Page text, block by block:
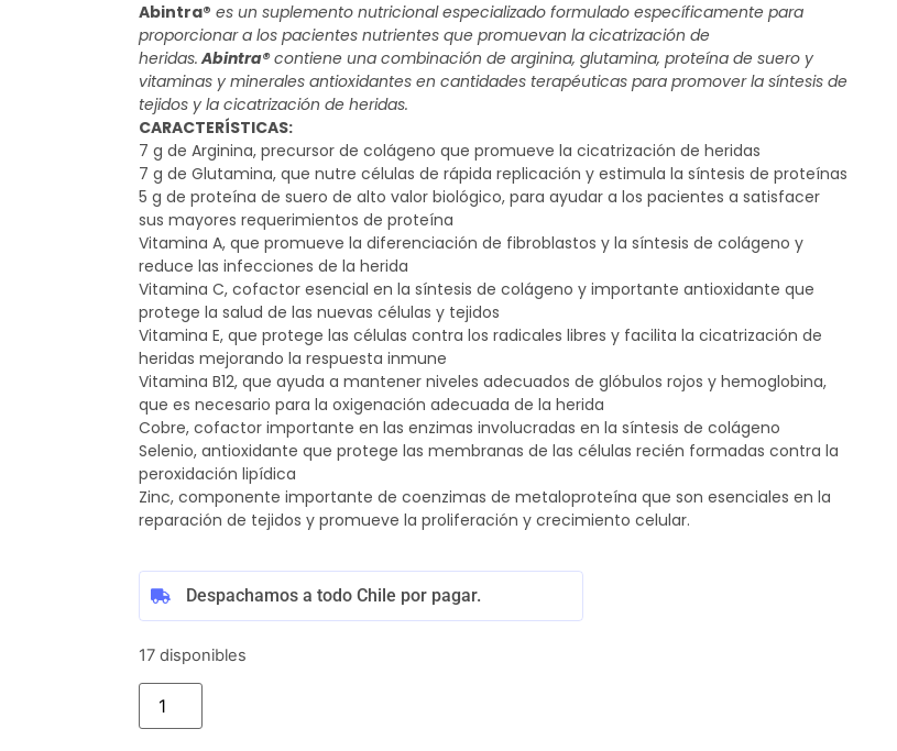
Abintra® es un suplemento nutricional especializado formulado específicamente para
proporcionar a los pacientes nutrientes que promuevan la cicatrización de
heridas.Abintra®contiene una combinación de arginina, glutamina, proteína de suero y
vitaminas y minerales antioxidantes en cantidades terapéuticas para promover la síntesis de
tejidos y la cicatrización de heridas.
CARACTERÍSTICAS:
7 g de Arginina, precursor de colágeno que promueve la cicatrización de heridas
7 g de Glutamina, que nutre células de rápida replicación y estimula la síntesis de proteínas
5 g de proteína de suero de alto valor biológico, para ayudar a los pacientes a satisfacer
sus mayores requerimientos de proteína
Vitamina A, que promueve la diferenciación de fibroblastos y la síntesis de colágeno y
reduce las infecciones de la herida
Vitamina C, cofactor esencial en la síntesis de colágeno y importante antioxidante que
protege la salud de las nuevas células y tejidos
Vitamina E, que protege las células contra los radicales libres y facilita la cicatrización de
heridas mejorando la respuesta inmune
Vitamina B12, que ayuda a mantener niveles adecuados de glóbulos rojos y hemoglobina,
que es necesario para la oxigenación adecuada de la herida
Cobre, cofactor importante en las enzimas involucradas en la síntesis de colágeno
Selenio, antioxidante que protege las membranas de las células recién formadas contra la
peroxidación lipídica
Zinc, componente importante de coenzimas de metaloproteína que son esenciales en la
reparación de tejidos y promueve la proliferación y crecimiento celular.
Despachamos a todo Chile por pagar.
17 disponibles